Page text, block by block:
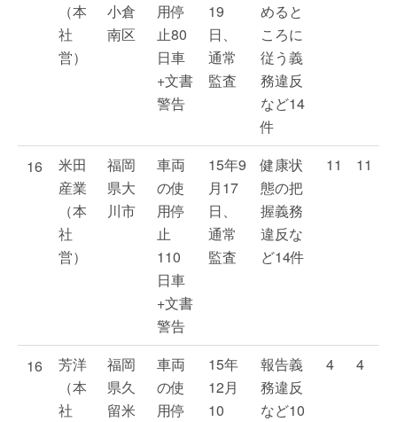
（本
社
営）
小倉
南区
用停
止80
日車
+文書
警告
19
日、
通常
監査
めると
ころに
従う義
務違反
など14
件
16
米田
産業
（本
社
営）
福岡
県大
川市
車両
の使
用停
止
110
日車
+文書
警告
15年9
月17
日、
通常
監査
健康状
態の把
握義務
違反な
ど14件
11 11
16
芳洋
（本
社
福岡
県久
留米
車両
の使
用停
15年
12月
10
報告義
務違反
など10
4 4